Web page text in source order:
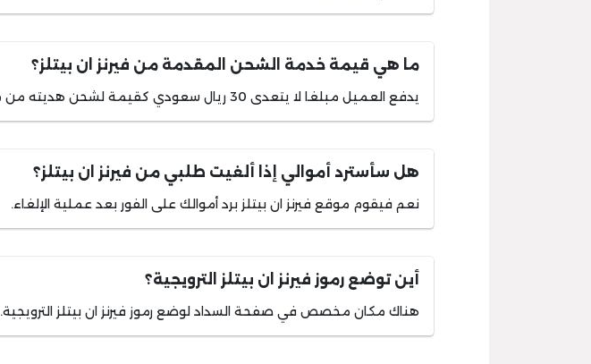
ما هي قيمة خدمة الشحن المقدمة من فيرنز ان بيتلز؟
يدفع العميل مبلغا لا يتعدى 30 ريال سعودي كقيمة لشحن هديته من موقع فيرنز ان بيتلز.
هل سأسترد أموالي إذا ألغيت طلبي من فيرنز ان بيتلز؟
نعم فيقوم موقع فيرنز ان بيتلز برد أموالك على الفور بعد عملية الإلغاء.
أين توضع رموز فيرنز ان بيتلز الترويجية؟
هناك مكان مخصص في صفحة السداد لوضع رموز فيرنز ان بيتلز الترويجية.